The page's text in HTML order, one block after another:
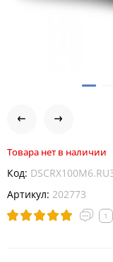
Товара нет в наличии
Код:
Артикул: 202773
1